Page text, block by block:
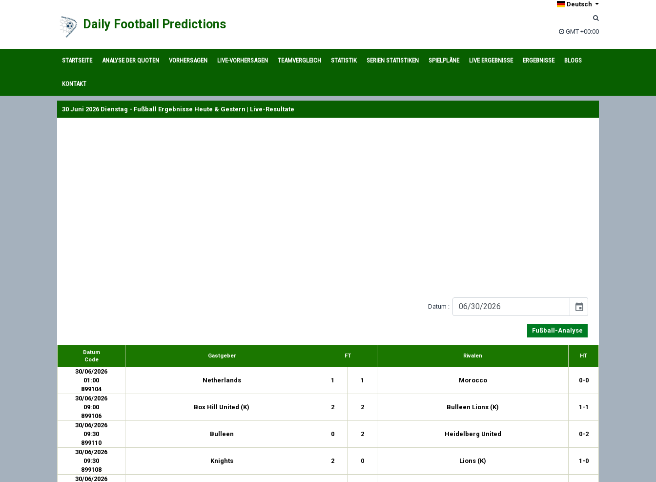
Daily Football Predictions
Deutsch
GMT +00:00
STARTSEITE ANALYSE DER QUOTEN VORHERSAGEN LIVE-VORHERSAGEN TEAMVERGLEICH STATISTIK SERIEN STATISTIKEN SPIELPLÄNE LIVE ERGEBNISSE ERGEBNISSE BLOGS
KONTAKT
30 Juni 2026 Dienstag - Fußball Ergebnisse Heute & Gestern | Live-Resultate
Datum : event
Fußball-Analyse
Datum
Code
Gastgeber FT Rivalen HT
30/06/2026
01:00
899104
Netherlands 1 1 Morocco 0-0
30/06/2026
09:00
899106
Box Hill United (K) 2 2 Bulleen Lions (K) 1-1
30/06/2026
09:30
899110
Bulleen 0 2 Heidelberg United 0-2
30/06/2026
09:30
899108
Knights 2 0 Lions (K) 1-0
30/06/2026